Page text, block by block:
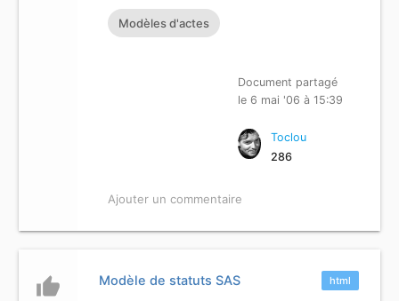
Modèles d'actes
Document partagé
le 6 mai '06 à 15:39
Toclou
286
Ajouter un commentaire
thumb_up html
Modèle de statuts SAS